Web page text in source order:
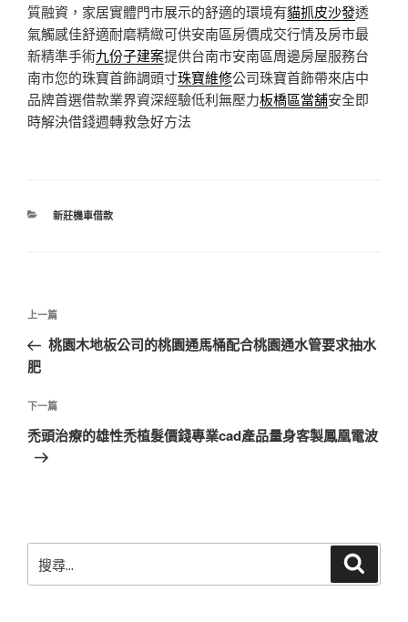
質融資，家居實體門市展示的舒適的環境有貓抓皮沙發透
氣觸感佳舒適耐磨精緻可供安南區房價成交行情及房市最
新精準手術九份子建案提供台南市安南區周邊房屋服務台
南市您的珠寶首飾調頭寸珠寶維修公司珠寶首飾帶來店中
品牌首選借款業界資深經驗低利無壓力板橋區當舖安全即
時解決借錢週轉救急好方法
分
新莊機車借款
文
導
覽
上
一
篇
章
上一篇
桃園木地板公司的桃園通馬桶配合桃園通水管要求抽水
肥
下
一
篇
下一篇
禿頭治療的雄性禿植髮價錢專業cad產品量身客製鳳凰電波
尋